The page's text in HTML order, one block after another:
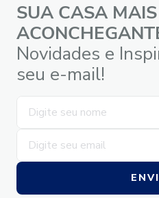
SUA CASA MAIS
Novidades e
seu e-mail!